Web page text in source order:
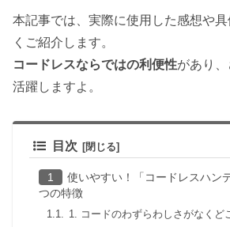
本記事では、実際に使用した感想や
くご紹介します。
コードレスならではの利便性があり
活躍しますよ。
目次
使いやすい！「コードレスハン
つの特徴
1. コードのわずらわしさがなくど